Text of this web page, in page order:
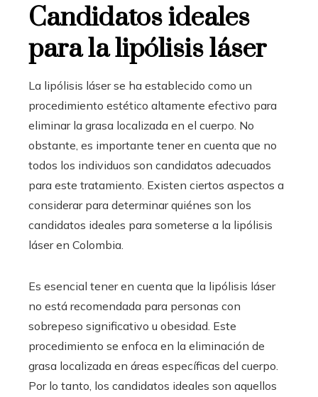
Candidatos ideales
para la lipólisis láser
La lipólisis láser se ha establecido como un
procedimiento estético altamente efectivo para
eliminar la grasa localizada en el cuerpo. No
obstante, es importante tener en cuenta que no
todos los individuos son candidatos adecuados
para este tratamiento. Existen ciertos aspectos a
considerar para determinar quiénes son los
candidatos ideales para someterse a la lipólisis
láser en Colombia.
Es esencial tener en cuenta que la lipólisis láser
no está recomendada para personas con
sobrepeso significativo u obesidad. Este
procedimiento se enfoca en la eliminación de
grasa localizada en áreas específicas del cuerpo.
Por lo tanto, los candidatos ideales son aquellos